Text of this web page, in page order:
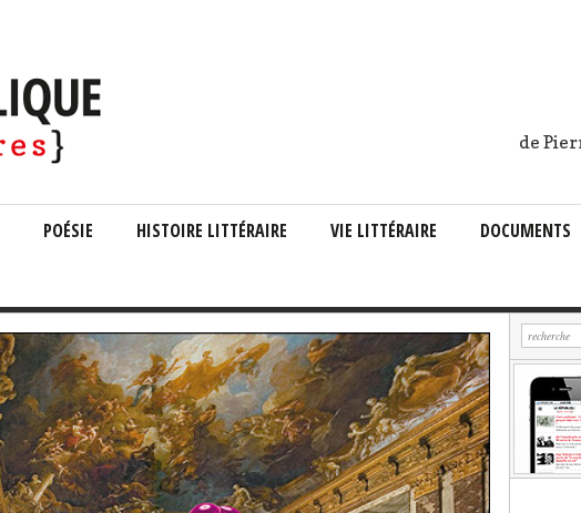
de
POÉSIE HISTOIRE LITTÉRAIRE VIE LITTÉRAIRE DOCUMENTS